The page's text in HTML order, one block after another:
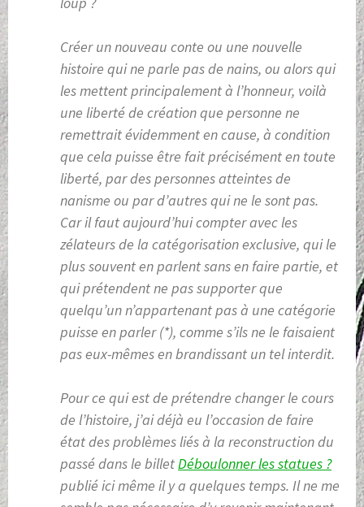
Créer un nouveau conte ou une nouvelle
histoire qui ne parle pas de nains, ou alors qui
les mettent principalement à l’honneur, voilà
une liberté de création que personne ne
remettrait évidemment en cause, à condition
que cela puisse être fait précisément en toute
liberté, par des personnes atteintes de
nanisme ou par d’autres qui ne le sont pas.
Car il faut aujourd’hui compter avec les
zélateurs de la catégorisation exclusive, qui le
plus souvent en parlent sans en faire partie, et
qui prétendent ne pas supporter que
quelqu’un n’appartenant pas à une catégorie
puisse en parler (*), comme s’ils ne le faisaient
pas eux-mêmes en brandissant un tel interdit.
Pour ce qui est de prétendre changer le cours
de l’histoire, j’ai déjà eu l’occasion de faire
état des problèmes liés à la reconstruction du
passé dans le billetDéboulonner les statues ?
publié ici même il y a quelques temps. Il ne me